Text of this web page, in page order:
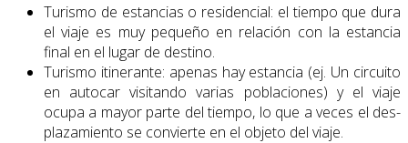
Turismo de estancias o residencial: el tiempo que dura
el viaje es muy pequeño en relación con la estancia
final en el lugar de destino.
Turismo itinerante: apenas hay estancia (ej. Un circuito
en autocar visitando va­rias poblaciones) y el viaje
ocupa a mayor parte del tiempo, lo que a veces el des­
plazamiento se convierte en el objeto del viaje.